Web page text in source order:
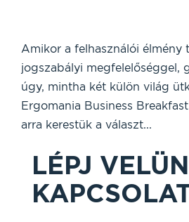
Amikor a felhasználói élmény
jogszabályi megfelelőséggel,
úgy, mintha két külön világ
Ergomania Business
arra kerestük a választ...
LÉPJ